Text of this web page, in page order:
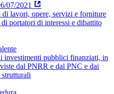
07/2021
lavori, opere, servizi e forniture
portatori di interessi e dibattito
investimenti pubblici finanziati, in
dal PNRR e dal PNC e dai